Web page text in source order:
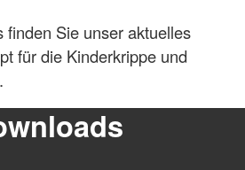
finden Sie unser aktuelles
für die Kinderkrippe und